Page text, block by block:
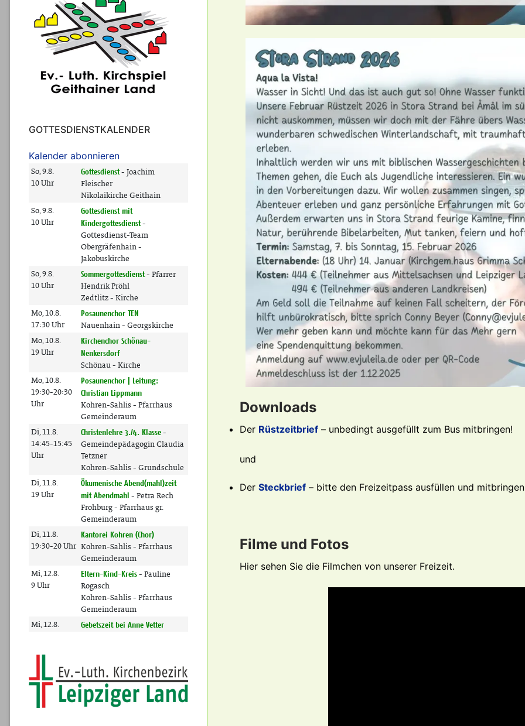
Downloads
Der Rüstzeitbrief– unbedingt ausgefüllt zum Bus mitbringen!
und
Der Steckbrief– bitte den Freizeitpass ausfüllen und
Filme und Fotos
Hier sehen Sie die Filmchen von unserer Freizeit.
GOTTESDIENSTKALENDER
Kalender abonnieren